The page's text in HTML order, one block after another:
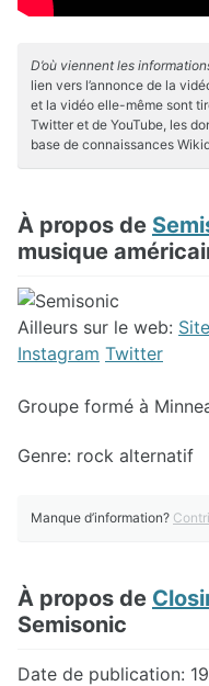
D’où viennent les
lien vers l’annonce de la
et la vidéo elle-même sont
Twitter et de YouTube, les
base de connaissances
À propos de
musique
Ailleurs sur le web:
Instagram Twitter
Groupe formé à
Genre: rock alternatif
Manque d’information?
À propos de
Semisonic
Date de publication: